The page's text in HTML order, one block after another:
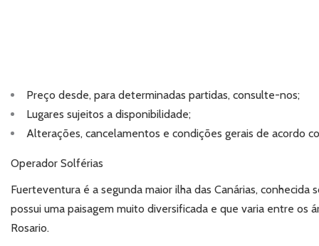
Preço desde, para determinadas partidas, consulte-nos;
Lugares sujeitos a disponibilidade;
Alterações, cancelamentos e condições gerais de acordo
Operador Solférias
Fuerteventura é a segunda maior ilha das Canárias,
possui uma paisagem muito diversificada e que varia entre
Rosario.